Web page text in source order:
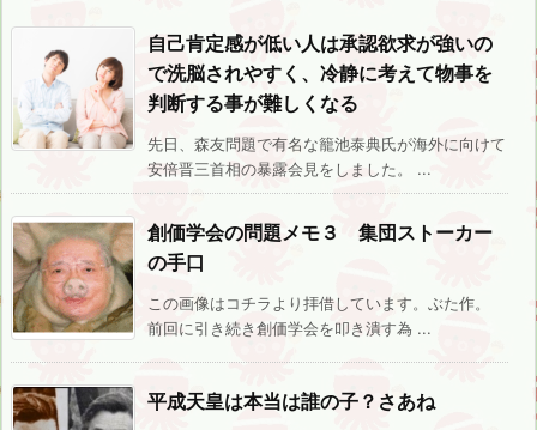
自己肯定感が低い人は承認欲求が強いの
で洗脳されやすく、冷静に考えて物事を
判断する事が難しくなる
先日、森友問題で有名な籠池泰典氏が海外に向けて
安倍晋三首相の暴露会見をしました。 ...
創価学会の問題メモ３ 集団ストーカー
の手口
この画像はコチラより拝借しています。ぶた作。
前回に引き続き創価学会を叩き潰す為 ...
平成天皇は本当は誰の子？さあね